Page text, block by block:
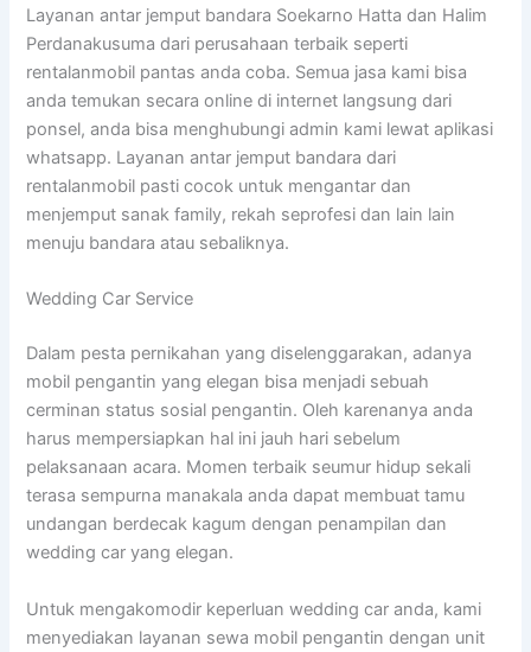
Layanan antar jemput bandara Soekarno Hatta dan Halim
Perdanakusuma dari perusahaan terbaik seperti
rentalanmobil pantas anda coba. Semua jasa kami bisa
anda temukan secara online di internet langsung dari
ponsel, anda bisa menghubungi admin kami lewat aplikasi
whatsapp. Layanan antar jemput bandara dari
rentalanmobil pasti cocok untuk mengantar dan
menjemput sanak family, rekah seprofesi dan lain lain
menuju bandara atau sebaliknya.
Wedding Car Service
Dalam pesta pernikahan yang diselenggarakan, adanya
mobil pengantin yang elegan bisa menjadi sebuah
cerminan status sosial pengantin. Oleh karenanya anda
harus mempersiapkan hal ini jauh hari sebelum
pelaksanaan acara. Momen terbaik seumur hidup sekali
terasa sempurna manakala anda dapat membuat tamu
undangan berdecak kagum dengan penampilan dan
wedding car yang elegan.
Untuk mengakomodir keperluan wedding car anda, kami
menyediakan layanan sewa mobil pengantin dengan unit